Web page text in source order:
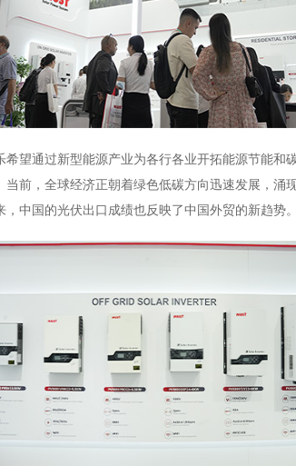
望通过新型能源产业为各行各业开拓能源节能和
前，全球经济正朝着绿色低碳方向迅速发展，涌
中国的光伏出口成绩也反映了中国外贸的新趋势